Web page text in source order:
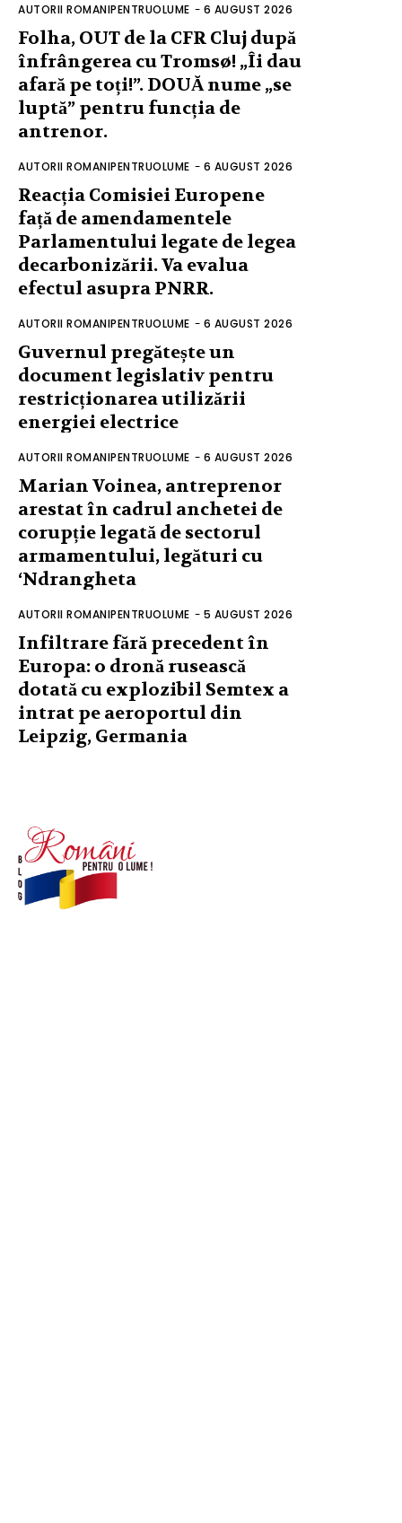
AUTORII ROMANIPENTRUOLUME - 6 AUGUST 2026
Folha, OUT de la CFR Cluj după
înfrângerea cu Tromsø! „Îi dau
afară pe toți!”. DOUĂ nume „se
luptă” pentru funcția de
antrenor.
AUTORII ROMANIPENTRUOLUME - 6 AUGUST 2026
Reacția Comisiei Europene
față de amendamentele
Parlamentului legate de legea
decarbonizării. Va evalua
efectul asupra PNRR.
AUTORII ROMANIPENTRUOLUME - 6 AUGUST 2026
Guvernul pregătește un
document legislativ pentru
restricționarea utilizării
energiei electrice
AUTORII ROMANIPENTRUOLUME - 6 AUGUST 2026
Marian Voinea, antreprenor
arestat în cadrul anchetei de
corupție legată de sectorul
armamentului, legături cu
‘Ndrangheta
AUTORII ROMANIPENTRUOLUME - 5 AUGUST 2026
Infiltrare fără precedent în
Europa: o dronă rusească
dotată cu explozibil Semtex a
intrat pe aeroportul din
Leipzig, Germania